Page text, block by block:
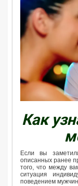
Как
Если вы
описанных ранее
того, что между
ситуация
поведением